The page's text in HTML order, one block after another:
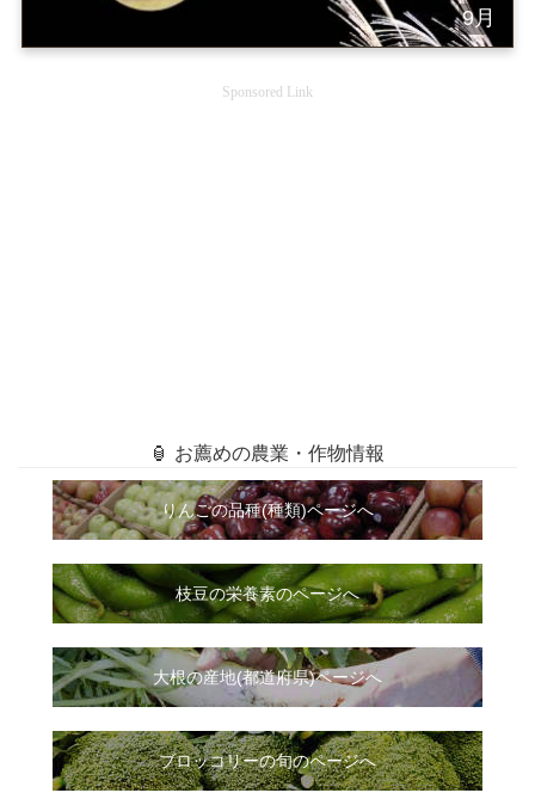
9月
Sponsored Link
🏮 お薦めの農業・作物情報
りんごの品種(種類)ページへ
枝豆の栄養素のページへ
大根の産地(都道府県)ページへ
ブロッコリーの旬のページへ